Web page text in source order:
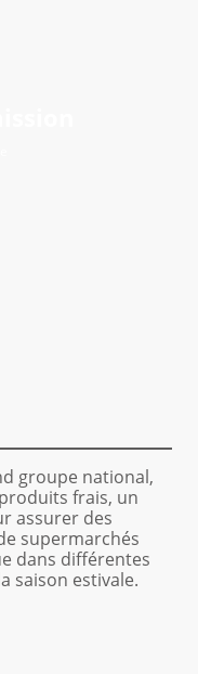
groupe national,
frais, un
assurer des
supermarchés
dans différentes
saison estivale.